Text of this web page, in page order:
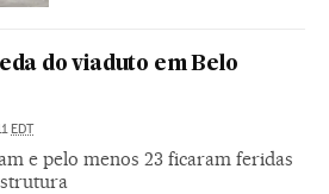
do viaduto em Belo
EDT
e pelo menos 23 ficaram feridas